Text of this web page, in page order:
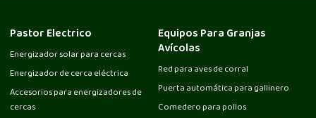
Pastor Electrico
Energizador solar para cercas
Energizador de cerca eléctrica
Accesorios para energizadores de
cercas
Equipos Para Granjas
Avícolas
Red para aves de corral
Puerta automática para gallinero
Comedero para pollos